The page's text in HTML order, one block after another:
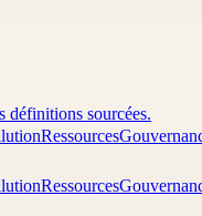
définitions sourcées.
Ressources
Ressources